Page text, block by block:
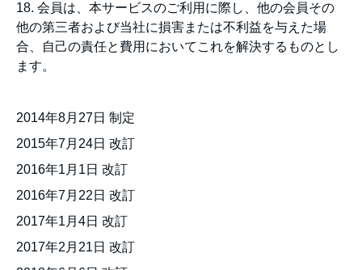
18. 会員は、本サービスのご利用に際し、他の会員その
他の第三者および当社に損害または不利益を与えた場
合、自己の責任と費用においてこれを解決するものとし
ます。
2014年8月27日 制定
2015年7月24日 改訂
2016年1月1日 改訂
2016年7月22日 改訂
2017年1月4日 改訂
2017年2月21日 改訂